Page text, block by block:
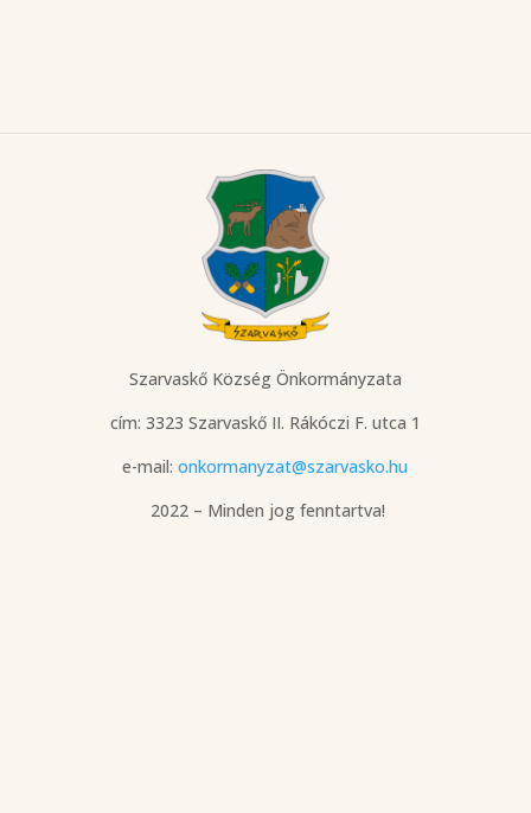
Szarvaskő Község Önkormányzata
cím: 3323 Szarvaskő II. Rákóczi F. utca 1
e-mail:onkormanyzat@szarvasko.hu
2022 – Minden jog fenntartva!